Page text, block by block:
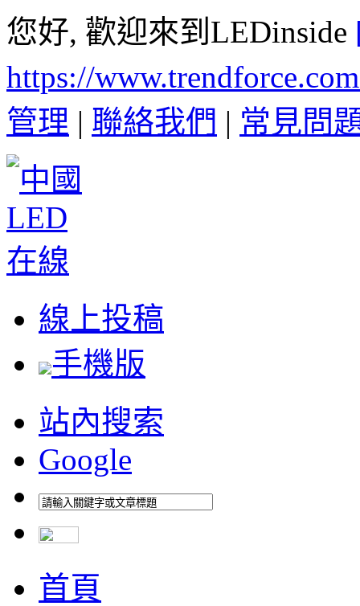
您好, 歡迎來到LEDinside
https://
管理 | 聯絡我們 | 常見問
線上投稿
手機版
站內搜索
Google
首頁